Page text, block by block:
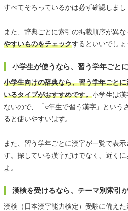
すべてそろっているかは必ず確認しまし
また、辞典ごとに索引の掲載順序が異な
やすいものをチェックするといいでしょ
小学生が使うなら、習う学年ごと
小学生向けの辞典なら、習う学年ごと
いるタイプがおすすめです。小学生は漢
ないので、「○年生で習う漢字」という
ると使いやすいはず。
また、習う学年ごとに漢字が一覧で表
す。探している漢字だけでなく、近く
よ。
漢検を受けるなら、テーマ別索引
漢検（日本漢字能力検定）受験に備え